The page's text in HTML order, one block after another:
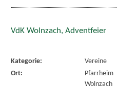
VdK Wolnzach, Adventfeier
Kategorie:
Vereine
Ort:
Pfarrheim
Wolnzach